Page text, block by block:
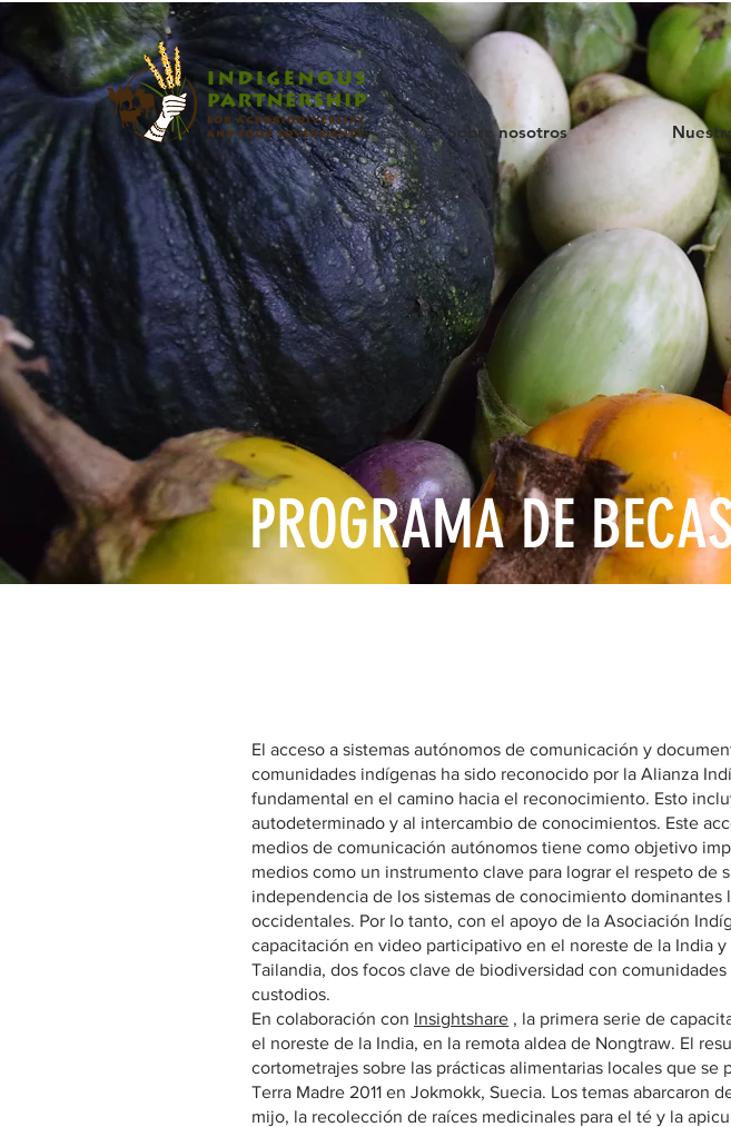
Sobre nosotros
PROGRAMA DE
El acceso a sistemas autónomos de comunicación y
comunidades indígenas ha sido reconocido por la Alianza
fundamental en el camino hacia el reconocimiento. Esto
autodeterminado y al intercambio de conocimientos. Este
medios de comunicación autónomos tiene como objetivo
medios como un instrumento clave para lograr el respeto de
independencia de los sistemas de conocimiento dominantes
occidentales. Por lo tanto, con el apoyo de la Asociación
capacitación en video participativo en el noreste de la India
Tailandia, dos focos clave de biodiversidad con
custodios.
En colaboración con Insightshare , la primera serie de
el noreste de la India, en la remota aldea de Nongtraw. El
cortometrajes sobre las prácticas alimentarias locales que se
Terra Madre 2011 en Jokmokk, Suecia. Los temas abarcaron
mijo, la recolección de raíces medicinales para el té y la